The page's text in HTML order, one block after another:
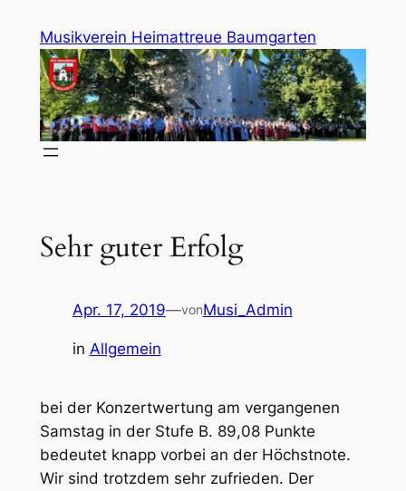
Inhalt
springen
Musikverein Heimattreue Baumgarten
Sehr guter Erfolg
Apr. 17, 2019—vonMusi_Admin
in Allgemein
bei der Konzertwertung am vergangenen
Samstag in der Stufe B. 89,08 Punkte
bedeutet knapp vorbei an der Höchstnote.
Wir sind trotzdem sehr zufrieden. Der